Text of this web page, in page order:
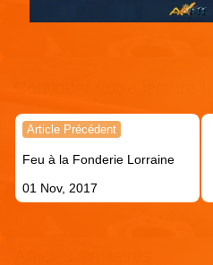
Navigation
l’article
Article Précédent
Feu à la Fonderie Lorraine
01 Nov, 2017